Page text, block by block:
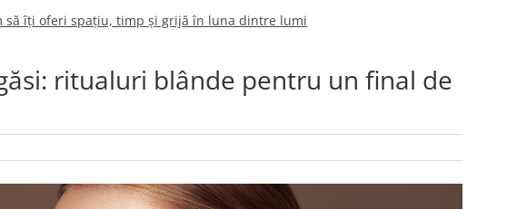
să îți oferi spațiu, timp și grijă în luna dintre lumi
ritualuri blânde pentru un final de